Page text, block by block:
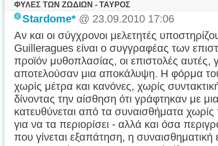
ΦΥΛΕΣ ΤΩΝ ΖΩΔΙΩΝ - ΤΑΥΡΟΣ
Stardome* @ 23.09.2010 17:06
Αν και οι σύγχρονοι μελετητές
Guilleragues είναι ο συγγραφέας των
προϊόν μυθοπλασίας, οι επιστολές
αποτελούσαν μια αποκάλυψη. Η φόρμα
χωρίς μέτρα και κανόνες, χωρίς
δίνοντας την αίσθηση ότι γράφτηκαν με
κατευθύνεται από τα συναισθήματα
για να τα περιορίσει - αλλά και όσα
που γίνεται εξαπάτηση, η